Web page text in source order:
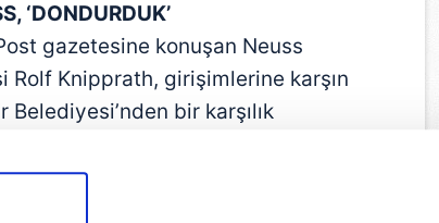
‘DONDURDUK’
gazetesine konuşan Neuss
Rolf Knipprath, girişimlerine karşın
bir karşılık
belediyede İngilizce bilen muhatap
ilişkiyi dondurduklarını belirtmişti.
Belediyesi ile temas kurmaya